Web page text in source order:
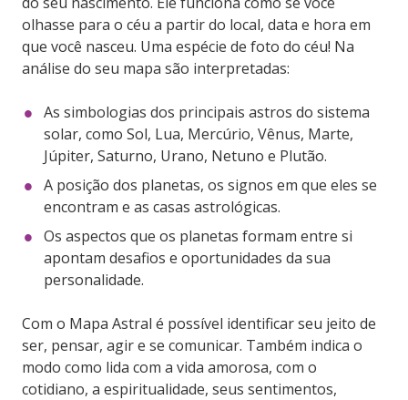
Entrega imediata
Paypal:Em até 3 horas
Boleto bancário:
2 dias úteis
Fale conosco.
olhasse para o céu a partir do local, data e hora em
que você nasceu. Uma espécie de foto do céu! Na
análise do seu mapa são interpretadas:
As simbologias dos principais astros do sistema
solar, como Sol, Lua, Mercúrio, Vênus, Marte,
Júpiter, Saturno, Urano, Netuno e Plutão.
A posição dos planetas, os signos em que eles se
encontram e as casas astrológicas.
Os aspectos que os planetas formam entre si
apontam desafios e oportunidades da sua
personalidade.
Com o Mapa Astral é possível identificar seu jeito de
ser, pensar, agir e se comunicar. Também indica o
modo como lida com a vida amorosa, com o
cotidiano, a espiritualidade, seus sentimentos,